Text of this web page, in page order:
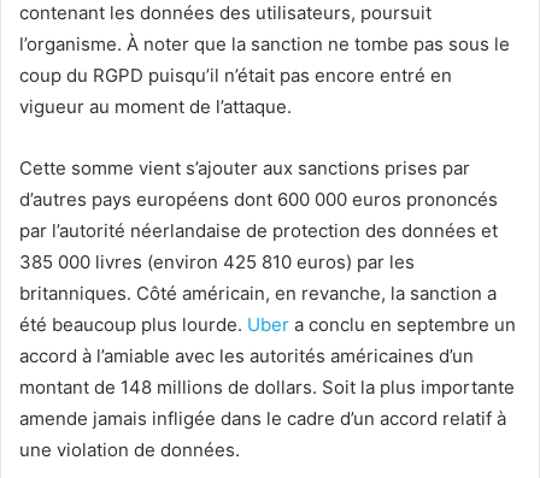
contenant les données des utilisateurs, poursuit
l’organisme. À noter que la sanction ne tombe pas sous le
coup du RGPD puisqu’il n’était pas encore entré en
vigueur au moment de l’attaque.
Cette somme vient s’ajouter aux sanctions prises par
d’autres pays européens dont 600 000 euros prononcés
par l’autorité néerlandaise de protection des données et
385 000 livres (environ 425 810 euros) par les
britanniques. Côté américain, en revanche, la sanction a
été beaucoup plus lourde. Uber a conclu en septembre un
accord à l’amiable avec les autorités américaines d’un
montant de 148 millions de dollars. Soit la plus importante
amende jamais infligée dans le cadre d’un accord relatif à
une violation de données.